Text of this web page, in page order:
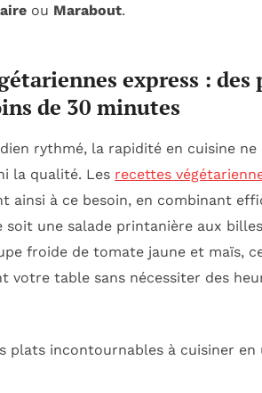
ou Marabout.
express : des
de 30 minutes
rythmé, la rapidité en cuisine ne
la qualité. Les recettes
ainsi à ce besoin, en combinant
soit une salade printanière aux
froide de tomate jaune et maïs,
votre table sans nécessiter des
plats incontournables à cuisiner en